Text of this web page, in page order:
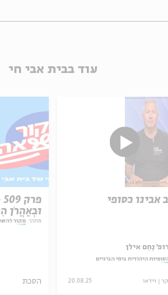
עוד בבית אבי חי
וּבְאַהֲרֹן
מתוך: מקור
הסכת
אבינו כסופי
נַחֵם אילן
היהודית בימי הביניים
וידאו 20.08.25